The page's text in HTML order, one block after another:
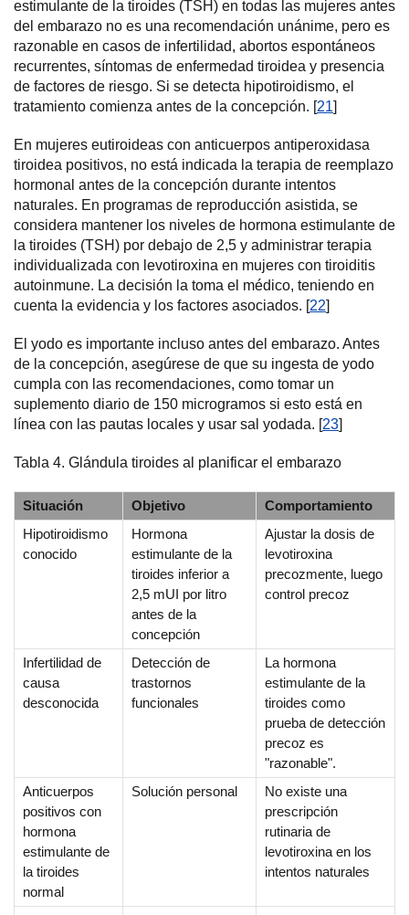
estimulante de la tiroides (TSH) en todas las mujeres antes
del embarazo no es una recomendación unánime, pero es
razonable en casos de infertilidad, abortos espontáneos
recurrentes, síntomas de enfermedad tiroidea y presencia
de factores de riesgo. Si se detecta hipotiroidismo, el
tratamiento comienza antes de la concepción. [21]
En mujeres eutiroideas con anticuerpos antiperoxidasa
tiroidea positivos, no está indicada la terapia de reemplazo
hormonal antes de la concepción durante intentos
naturales. En programas de reproducción asistida, se
considera mantener los niveles de hormona estimulante de
la tiroides (TSH) por debajo de 2,5 y administrar terapia
individualizada con levotiroxina en mujeres con tiroiditis
autoinmune. La decisión la toma el médico, teniendo en
cuenta la evidencia y los factores asociados. [22]
El yodo es importante incluso antes del embarazo. Antes
de la concepción, asegúrese de que su ingesta de yodo
cumpla con las recomendaciones, como tomar un
suplemento diario de 150 microgramos si esto está en
línea con las pautas locales y usar sal yodada. [23]
Tabla 4. Glándula tiroides al planificar el embarazo
Situación Objetivo
Comportamiento
Hipotiroidismo
conocido
Hormona
estimulante de la
tiroides inferior a
2,5 mUI por litro
antes de la
concepción
Ajustar la dosis de
levotiroxina
precozmente, luego
control precoz
Infertilidad de
causa
desconocida
Detección de
trastornos
funcionales
La hormona
estimulante de la
tiroides como
prueba de detección
precoz es
"razonable".
Anticuerpos
positivos con
hormona
estimulante de
la tiroides
normal
Solución personal
No existe una
prescripción
rutinaria de
levotiroxina en los
intentos naturales